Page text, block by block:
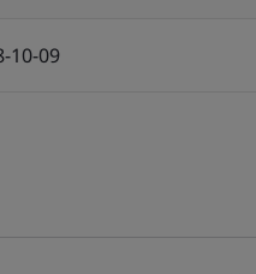
10-09